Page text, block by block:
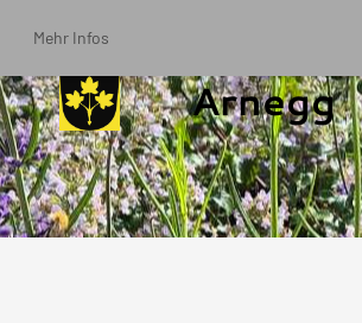
Mehr Infos
Arnegg